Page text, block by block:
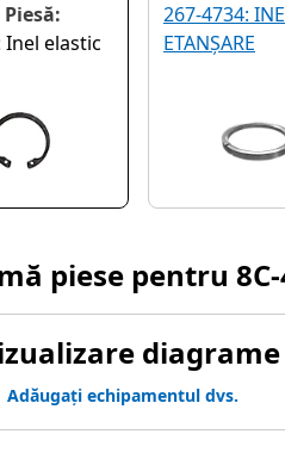
Inel elastic
267-4734:
ETANȘARE
piese pentru
Adăugați echipamentul dvs.